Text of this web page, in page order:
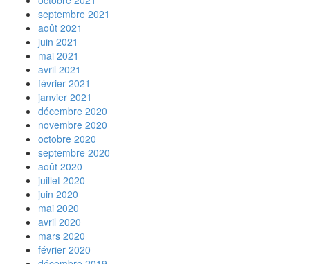
septembre 2021
août 2021
juin 2021
mai 2021
avril 2021
février 2021
janvier 2021
décembre 2020
novembre 2020
octobre 2020
septembre 2020
août 2020
juillet 2020
juin 2020
mai 2020
avril 2020
mars 2020
février 2020